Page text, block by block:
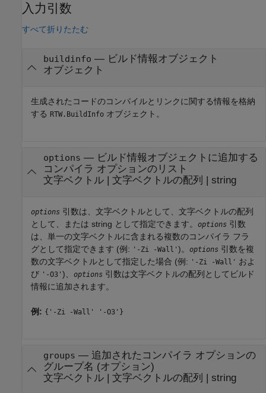
入力引数
すべて折りたたむ
buildinfo — ビルド情報オブジェクト
オブジェクト
生成されたコードのコンパイルとリンクに関する情報を格納
する RTW.BuildInfo オブジェクト。
options — ビルド情報オブジェクトに追加する
コンパイラ オプションのリスト
文字ベクトル| 文字ベクトルの配列 | string
options 引数は、文字ベクトルとして、文字ベクトルの配列
として、または string として指定できます。 options 引数
は、単一の文字ベクトルに含まれる複数のコンパイラ フラ
グとして指定できます (例: '-Zi -Wall' )。 options 引数を複
数の文字ベクトルとして指定した場合 (例: '-Zi -Wall' およ
び '-O3' )、 options 引数は文字ベクトルの配列としてビルド
情報に追加されます。
例: {'-Zi -Wall' '-O3'}
groups — 追加されたコンパイラ オプションの
グループ名 (オプション)
文字ベクトル| 文字ベクトルの配列 | string